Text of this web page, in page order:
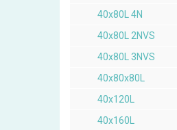
40x80L 4N
40x80L 2NVS
40x80L 3NVS
40x80x80L
40x120L
40x160L